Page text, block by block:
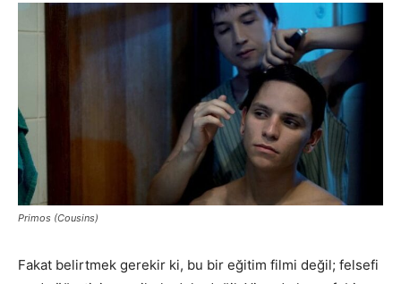
Primos (Cousins)
Fakat belirtmek gerekir ki, bu bir eğitim filmi değil; felsefi